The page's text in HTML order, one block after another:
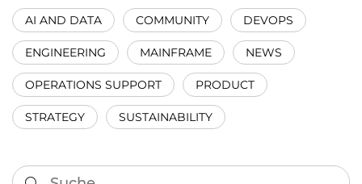
AI AND DATA COMMUNITY DEVOPS
ENGINEERING MAINFRAME NEWS
OPERATIONS SUPPORT PRODUCT
STRATEGY SUSTAINABILITY